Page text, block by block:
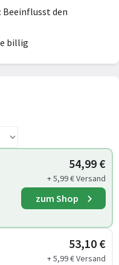
Beeinflusst den
billig
54,99 €
+ 5,99 € Versand
zum Shop
53,10 €
+ 5,99 € Versand